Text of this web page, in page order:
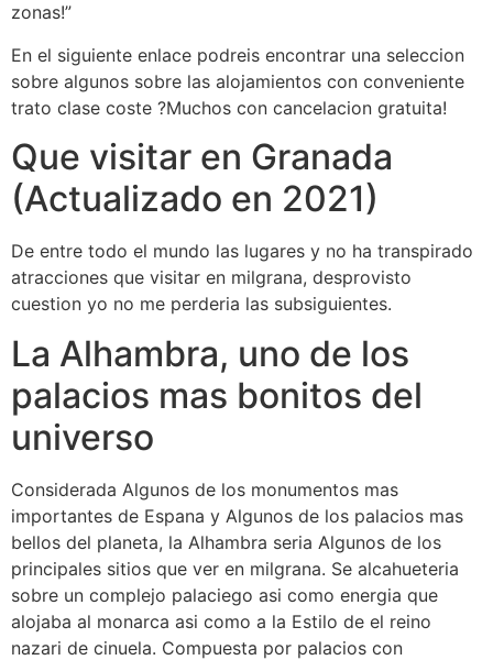
zonas!”
En el siguiente enlace podreis encontrar una seleccion
sobre algunos sobre las alojamientos con conveniente
trato clase coste ?Muchos con cancelacion gratuita!
Que visitar en Granada
(Actualizado en 2021)
De entre todo el mundo las lugares y no ha transpirado
atracciones que visitar en milgrana, desprovisto
cuestion yo no me perderia las subsiguientes.
La Alhambra, uno de los
palacios mas bonitos del
universo
Considerada Algunos de los monumentos mas
importantes de Espana y Algunos de los palacios mas
bellos del planeta, la Alhambra seri­a Algunos de los
principales sitios que ver en milgrana. Se alcahueteria
sobre un complejo palaciego asi­ como energi­a que
alojaba al monarca asi­ como a la Estilo de el reino
nazari de cinuela. Compuesta por palacios con